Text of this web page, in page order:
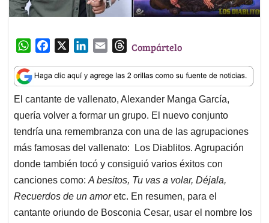
W
a
t
s
A
p
p
c
e
b
o
o
k
n
k
e
d
I
n
a
i
l
T
r
e
a
d
s
Compártelo
El cantante de vallenato, Alexander Manga García,
quería volver a formar un grupo. El nuevo conjunto
tendría una remembranza con una de las agrupaciones
más famosas del vallenato: Los Diablitos. Agrupación
donde también tocó y consiguió varios éxitos con
canciones como: A besitos, Tu vas a volar, Déjala,
Recuerdos de un amoretc. En resumen, para el
cantante oriundo de Bosconia Cesar, usar el nombre los